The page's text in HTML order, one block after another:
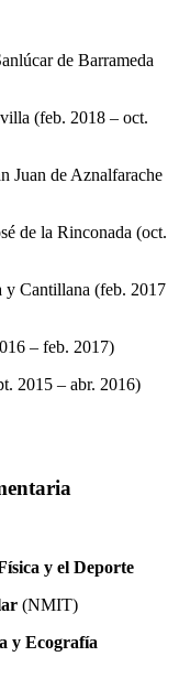
de Barrameda
(feb. 2018 – oct.
Juan de Aznalfarache
de la Rinconada (oct.
y Cantillana (feb. 2017
– feb. 2017)
2015 – abr. 2016)
y el Deporte
(NMIT)
y Ecografía